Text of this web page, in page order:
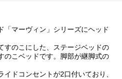
「マーヴィン」シリーズにヘッド
すのこにした、ステージベッドの
のこベッドです。脚部が継脚式の
ドコンセントが2口付いており、